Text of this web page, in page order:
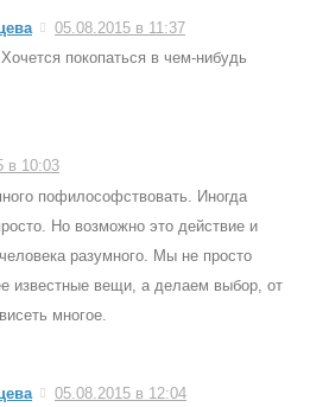
05.08.2015 в 11:37
покопаться в чем-нибудь
в 10:03
пофилософствовать. Иногда
Но возможно это действие и
разумного. Мы не просто
известные вещи, а делаем выбор, от
многое.
05.08.2015 в 12:04